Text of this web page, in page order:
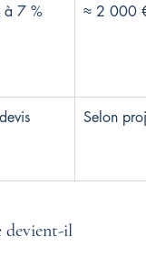
à 7 % ≈ 2 000 €
Selon
devient-il